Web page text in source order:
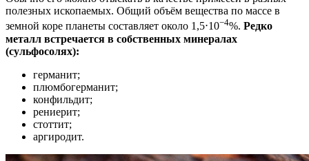
полезных ископаемых. Общий объём вещества по массе в
земной коре планеты составляет около 1,5⋅10−4%. Редко
металл встречается в собственных минералах
(сульфосолях):
германит;
плюмбогерманит;
конфильдит;
рениерит;
стоттит;
аргиродит.